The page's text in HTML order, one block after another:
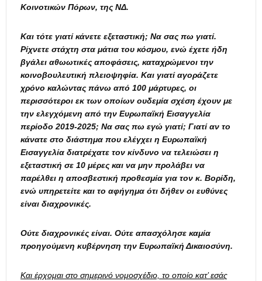
Κοινοτικών Πόρων, της ΝΔ.
Και τότε γιατί κάνετε εξεταστική; Να σας πω γιατί.
Ρίχνετε στάχτη στα μάτια του κόσμου, ενώ έχετε ήδη
βγάλει αθωωτικές αποφάσεις, καταχρώμενοι την
κοινοβουλευτική πλειοψηφία. Και γιατί αγοράζετε
χρόνο καλώντας πάνω από 100 μάρτυρες, οι
περισσότεροι εκ των οποίων ουδεμία σχέση έχουν με
την ελεγχόμενη από την Ευρωπαϊκή Εισαγγελία
περίοδο 2019-2025; Να σας πω εγώ γιατί; Γιατί αν το
κάνατε στο διάστημα που ελέγχει η Ευρωπαϊκή
Εισαγγελία διατρέχατε τον κίνδυνο να τελειώσει η
εξεταστική σε 10 μέρες και να μην προλάβει να
παρέλθει η αποσβεστική προθεσμία για τον κ. Βορίδη,
ενώ υπηρετείτε και το αφήγημα ότι δήθεν οι ευθύνες
είναι διαχρονικές.
Ούτε διαχρονικές είναι. Ούτε απασχόλησε καμία
προηγούμενη κυβέρνηση την Ευρωπαϊκή Δικαιοσύνη.
Και έρχομαι στο σημερινό νομοσχέδιο, το οποίο κατ’ εσάς